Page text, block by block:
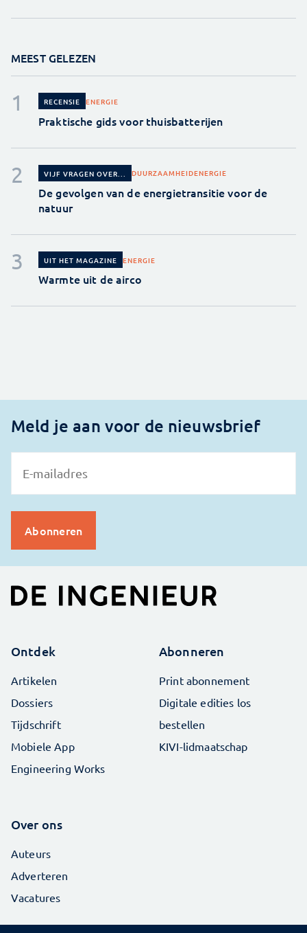
MEEST GELEZEN
RECENSIE ENERGIE
Praktische gids voor thuisbatterijen
VIJF VRAGEN OVER... DUURZAAMHEIDENERGIE
De gevolgen van de energietransitie voor de
natuur
UIT HET MAGAZINE ENERGIE
Warmte uit de airco
Meld je aan voor de nieuwsbrief
Ontdek
Artikelen
Dossiers
Tijdschrift
Mobiele App
Engineering Works
Abonneren
Print abonnement
Digitale edities los
bestellen
KIVI-lidmaatschap
Over ons
Auteurs
Adverteren
Vacatures